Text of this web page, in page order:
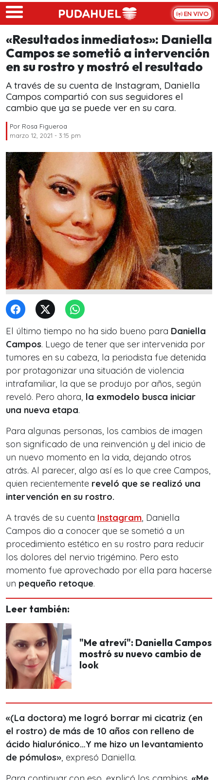
Skip to main content
EN VIVO
«Resultados inmediatos»: Daniella
Campos se sometió a intervención
en su rostro y mostró el resultado
A través de su cuenta de Instagram, Daniella
Campos compartió con sus seguidores el
cambio que ya se puede ver en su cara.
Por Rosa Figueroa
marzo 12, 2021 - 3:15 pm
El último tiempo no ha sido bueno para Daniella
Campos. Luego de tener que ser intervenida por
tumores en su cabeza, la periodista fue detenida
por protagonizar una situación de violencia
intrafamiliar, la que se produjo por años, según
reveló. Pero ahora, la exmodelo busca iniciar
una nueva etapa.
Para algunas personas, los cambios de imagen
son significado de una reinvención y del inicio de
un nuevo momento en la vida, dejando otros
atrás. Al parecer, algo así es lo que cree Campos,
quien recientemente reveló que se realizó una
intervención en su rostro.
A través de su cuenta Instagram, Daniella
Campos dio a conocer que se sometió a un
procedimiento estético en su rostro para reducir
los dolores del nervio trigémino. Pero esto
momento fue aprovechado por ella para hacerse
un pequeño retoque.
Leer también:
"Me atreví": Daniella Campos
mostró su nuevo cambio de
look
«(La doctora) me logró borrar mi cicatriz (en
el rostro) de más de 10 años con relleno de
ácido hialurónico…Y me hizo un levantamiento
de pómulos», expresó Daniella.